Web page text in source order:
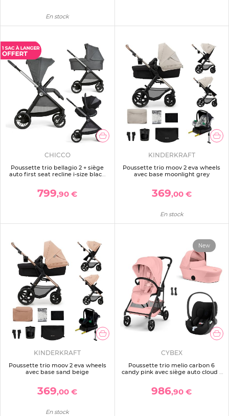
En stock
CHICCO
Poussette trio bellagio 2 + siège
auto first seat recline i-size black
799,90 €
KINDERKRAFT
Poussette trio moov 2 eva wheels
avec base moonlight grey
369,00 €
En stock
KINDERKRAFT
Poussette trio moov 2 eva wheels
avec base sand beige
369,00 €
En stock
New
CYBEX
Poussette trio melio carbon 6
candy pink avec siège auto cloud t
986,90 €